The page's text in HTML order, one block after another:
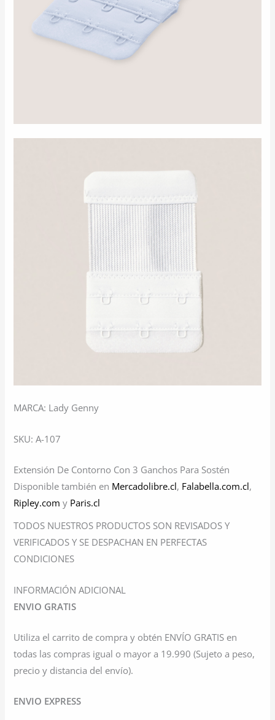
MARCA: Lady Genny
SKU: A-107
Extensión De Contorno Con 3 Ganchos Para Sostén
Disponible también en Mercadolibre.cl, Falabella.com.cl,
Ripley.com y Paris.cl
TODOS NUESTROS PRODUCTOS SON REVISADOS Y
VERIFICADOS Y SE DESPACHAN EN PERFECTAS
CONDICIONES
INFORMACIÓN ADICIONAL
ENVIO GRATIS
Utiliza el carrito de compra y obtén ENVÍO GRATIS en
todas las compras igual o mayor a 19.990 (Sujeto a peso,
precio y distancia del envío).
ENVIO EXPRESS